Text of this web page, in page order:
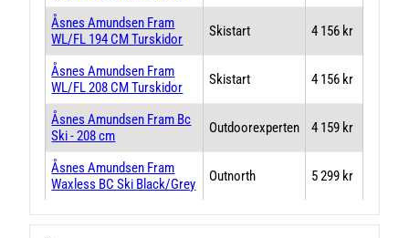
Åsnes Amundsen Fram
WL/FL 194 CM Turskidor
Skistart 4 156 kr
Åsnes Amundsen Fram
WL/FL 208 CM Turskidor
Skistart 4 156 kr
Åsnes Amundsen Fram Bc
Ski - 208 cm
Outdoorexperten 4 159 kr
Åsnes Amundsen Fram
Waxless BC Ski Black/Grey
Outnorth 5 299 kr